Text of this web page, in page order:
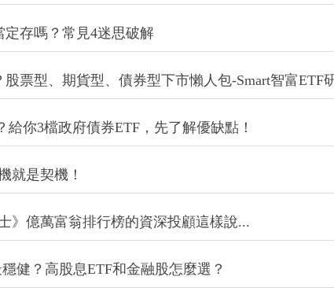
定存嗎？常見4迷思破解
票型、期貨型、債券型下市懶人包-Smart智富ETF
你3檔政府債券ETF，先了解優缺點！
就是契機！
》億萬富翁排行榜的資深投顧這樣說...
健？高股息ETF和金融股怎麼選？